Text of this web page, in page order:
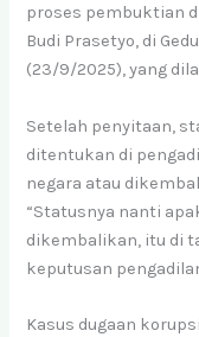
proses pembuktian
Budi Prasetyo, di
(23/9/2025), yang
Setelah penyitaan,
ditentukan di
negara atau
“Statusnya nanti
dikembalikan, itu di
keputusan
Kasus dugaan